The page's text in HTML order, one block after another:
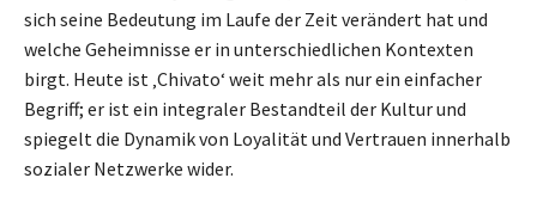
sich seine Bedeutung im Laufe der Zeit verändert hat und
welche Geheimnisse er in unterschiedlichen Kontexten
birgt. Heute ist ‚Chivato‘ weit mehr als nur ein einfacher
Begriff; er ist ein integraler Bestandteil der Kultur und
spiegelt die Dynamik von Loyalität und Vertrauen innerhalb
sozialer Netzwerke wider.